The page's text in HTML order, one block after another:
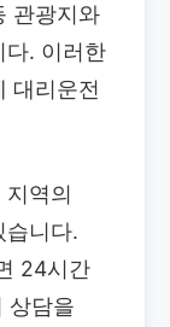
관광지와
다. 이러한
대리운전
역의
습니다.
24시간
상담을